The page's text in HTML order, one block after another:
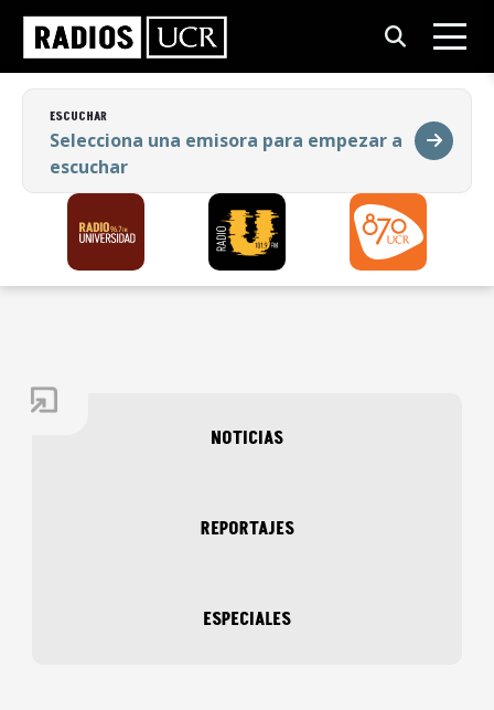
ESCUCHAR
Selecciona una emisora para empezar a
escuchar
ESCUCHAR
Selecciona una emisora para empezar a
escuchar
NOTICIAS
REPORTAJES
ESPECIALES